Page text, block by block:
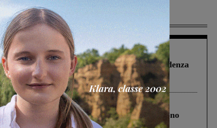
Più lette
Figline Incisa Valdarno 1 Agosto 2026
Piscina di Figline finanziata oltre la scadenza
Pnrr, il gruppo di Fratelli d’Italia: “Un
ringraziamento al Governo”
Cronaca 4 Agosto 2026
Un anno fa la strage in A1 in cui morirono
Gianni, Giulia e Franco. Lo schianto, il